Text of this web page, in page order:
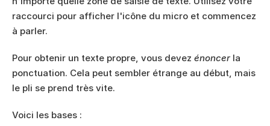
raccourci pour afficher l'icône du micro et commencez
à parler.
Pour obtenir un texte propre, vous devez énoncer la
ponctuation. Cela peut sembler étrange au début, mais
le pli se prend très vite.
Voici les bases :